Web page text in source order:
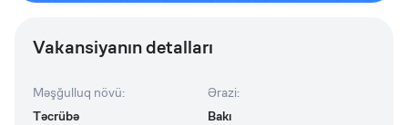
Vakansiyanın detalları
Məşğulluq növü:
Təcrübə
Ərazi:
Bakı